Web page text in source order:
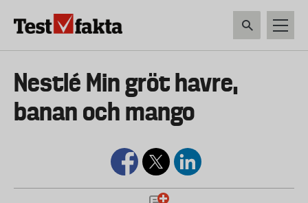
Huvudmeny
ny
HEM & HUSHÅLL
Nestlé Min gröt havre,
banan och mango